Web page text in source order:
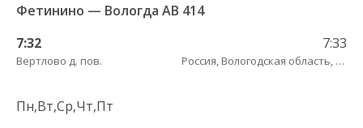
Фетинино — Вологда АВ 414
7:32
Вертлово д. пов.
7:33
Россия, Вологодская область, 19-220ОПМЗ19Н-105 трасса
Пн,Вт,Ср,Чт,Пт